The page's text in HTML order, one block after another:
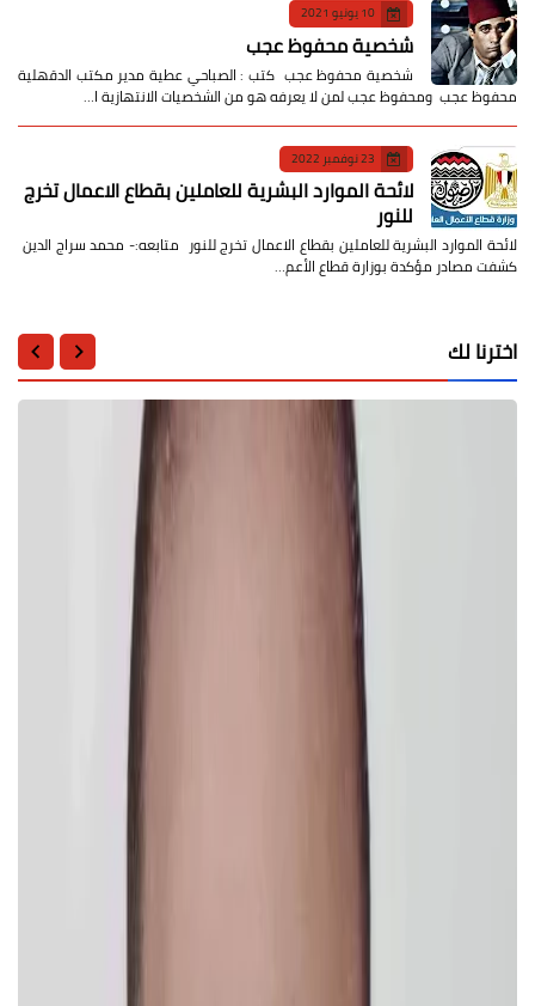
10 يونيو 2021
شخصية محفوظ عجب
شخصية محفوظ عجب كتب : الصباحي عطية مدير مكتب الدقهلية
محفوظ عجب ومحفوظ عجب لمن لا يعرفه هو من الشخصيات الانتهازية ا…
23 نوفمبر 2022
لائحة الموارد البشرية للعاملين بقطاع الاعمال تخرج
للنور
لائحة الموارد البشرية للعاملين بقطاع الاعمال تخرج للنور متابعه:- محمد سراج الدين
كشفت مصادر مؤكدة بوزارة قطاع الأعم…
اخترنا لك